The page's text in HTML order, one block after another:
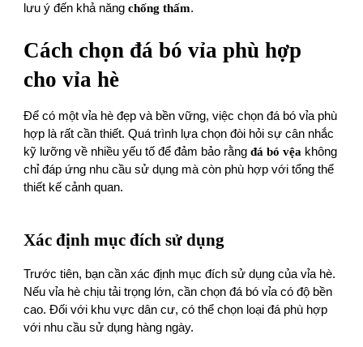
lưu ý đến khả năngchống thấm.
Cách chọn đá bó vỉa phù hợp
cho vỉa hè
Để có một vỉa hè đẹp và bền vững, việc chọn đá bó vỉa phù
hợp là rất cần thiết. Quá trình lựa chọn đòi hỏi sự cân nhắc
kỹ lưỡng về nhiều yếu tố để đảm bảo rằngđá bó vệa không
chỉ đáp ứng nhu cầu sử dụng mà còn phù hợp với tổng thể
thiết kế cảnh quan.
Xác định mục đích sử dụng
Trước tiên, bạn cần xác định mục đích sử dụng của vỉa hè.
Nếu vỉa hè chịu tải trọng lớn, cần chọn đá bó vỉa có độ bền
cao. Đối với khu vực dân cư, có thể chọn loại đá phù hợp
với nhu cầu sử dụng hàng ngày.